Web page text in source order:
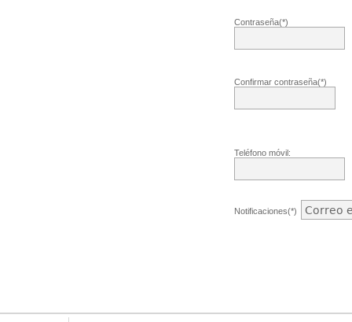
Contraseña(*)
Confirmar contraseña(*)
Teléfono móvil:
Notificaciones(*)